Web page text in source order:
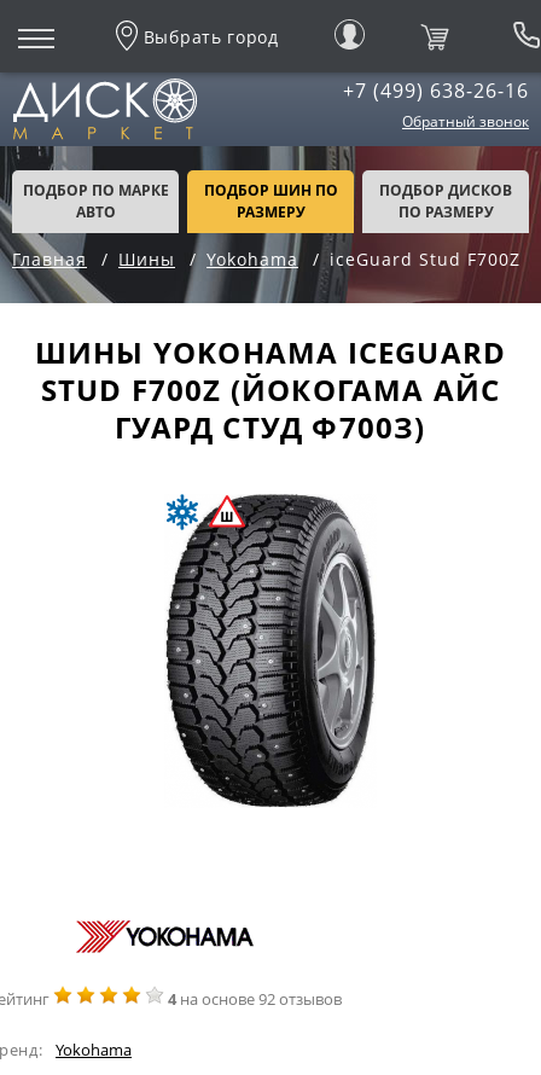
Выбрать город
+7 (499) 638-26-16
Обратный звонок
ПОДБОР ПО МАРКЕ
АВТО
ПОДБОР ШИН ПО
РАЗМЕРУ
ПОДБОР ДИСКОВ
ПО РАЗМЕРУ
Главная Шины Yokohama iceGuard Stud F700Z
ШИНЫ YOKOHAMA ICEGUARD
STUD F700Z (ЙОКОГАМА АЙС
ГУАРД СТУД Ф700З)
4на основе 92 отзывов
Yokohama